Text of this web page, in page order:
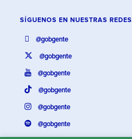
SÍGUENOS EN NUESTRAS REDES
@gobgente
@gobgente
@gobgente
@gobgente
@gobgente
@gobgente